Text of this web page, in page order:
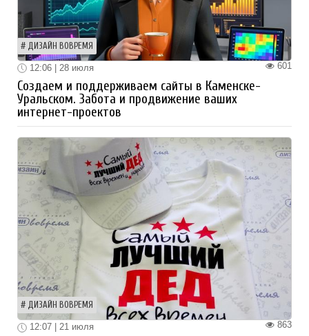
ДИЗАЙН ВОВРЕМЯ
601
12:06 | 28 июля
Создаем и поддерживаем сайты в Каменске-
Уральском. Забота и продвижение ваших
интернет-проектов
ДИЗАЙН ВОВРЕМЯ
863
12:07 | 21 июля